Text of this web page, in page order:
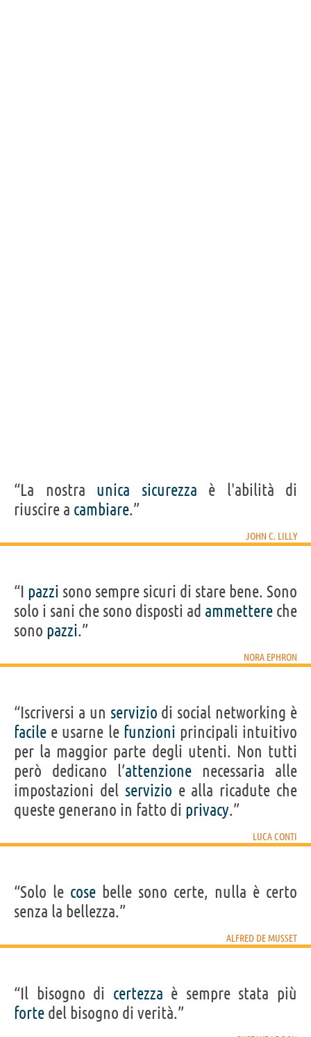
“La nostra unica sicurezza è l'abilità di
riuscire a cambiare.”
JOHN C. LILLY
“I pazzi sono sempre sicuri di stare bene. Sono
solo i sani che sono disposti ad ammettere che
sono pazzi.”
NORA EPHRON
“Iscriversi a un servizio di social networking è
facile e usarne le funzioni principali intuitivo
per la maggior parte degli utenti. Non tutti
però dedicano l’attenzione necessaria alle
impostazioni del servizio e alla ricadute che
queste generano in fatto di privacy.”
LUCA CONTI
“Solo le cose belle sono certe, nulla è certo
senza la bellezza.”
ALFRED DE MUSSET
“Il bisogno di certezza è sempre stata più
forte del bisogno di verità.”